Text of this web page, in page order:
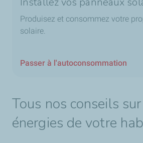
Produisez et consommez votre
solaire.
Passer à l'autoconsommation
Tous nos conseils
énergies de votre